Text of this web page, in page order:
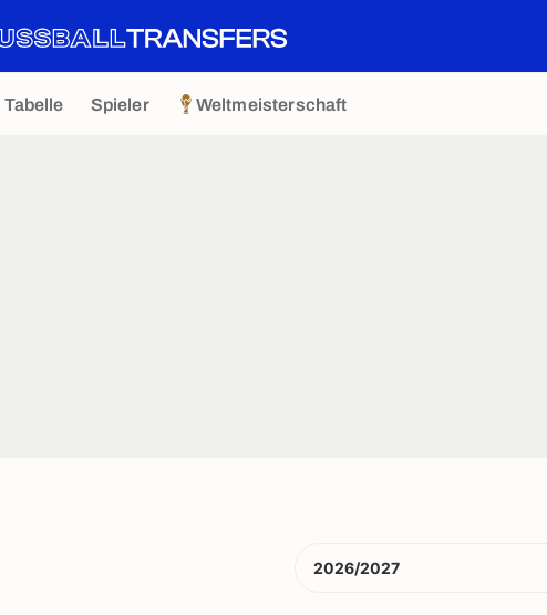
Tabelle Spieler Weltmeisterschaft
2026/2027